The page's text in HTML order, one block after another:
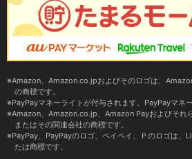
Amazon、Amazon.co.jpおよびそのロゴは、
の商標です。
PayPayマネーライトが付与されます。PayPayマネ
Amazon、Amazon.co.jp、Amazon Payおよびそれ
またはその関連会社の商標です。
PayPay、PayPayのロゴ、ペイペイ、Ｐのロゴは、
たは商標です。